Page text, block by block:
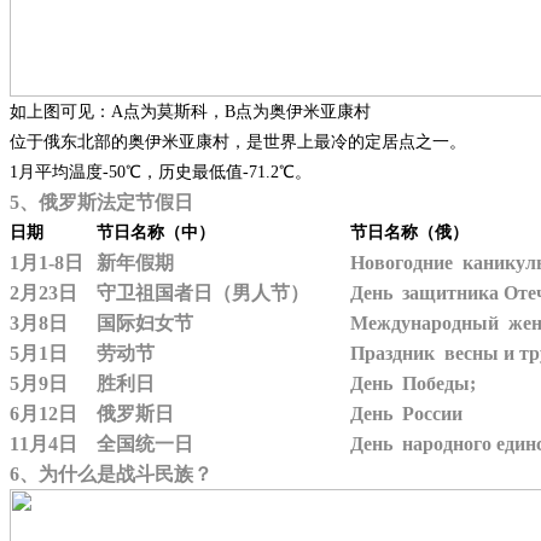
如上图可见：A点为莫斯科，B点为奥伊米亚康村
位于俄东北部的奥伊米亚康村，是世界上最冷的定居点之一。
1月平均温度-50℃，历史最低值-71.2℃。
5、俄罗斯法定节假日
日期 节日名称（中） 节日名称（俄）
1月1-8日 新年假期
Новогодние
2月23日
守卫祖国者日（男人节）
День защитника
3月8日
国际妇女节
Международный
5月1日
劳动节
Праздник весны и
5月9日
胜利日
День Победы;
6月12日
俄罗斯日
День России
11月4日
全国统一日
День народного
6、为什么是战斗民族？